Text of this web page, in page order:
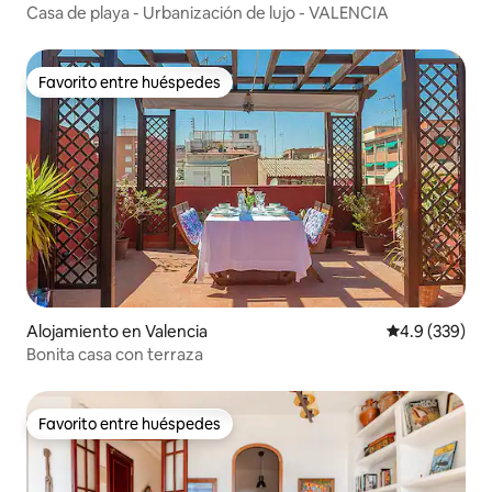
Casa de playa - Urbanización de lujo - VALENCIA
Favorito entre huéspedes
Favorito entre huéspedes
Alojamiento en Valencia Calificación
4.9 (339)
Bonita casa con terraza
Favorito entre huéspedes
Favorito entre huéspedes